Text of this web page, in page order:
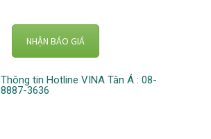
NHẬN BÁO GIÁ
Thông tin Hotline VINA Tân Á : 08-
8887-3636